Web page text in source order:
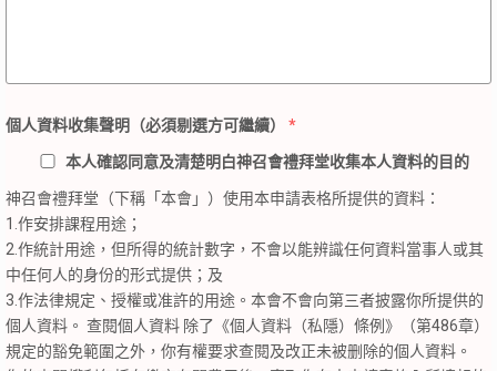
個人資料收集聲明（必須剔選方可繼續） *
本人確認同意及清楚明白神召會禮拜堂收集本人資料的目的
神召會禮拜堂（下稱「本會」）使用本申請表格所提供的資料：
1.作安排課程用途；
2.作統計用途，但所得的統計數字，不會以能辨識任何資料當事人或其
中任何人的身份的形式提供；及
3.作法律規定、授權或准許的用途。本會不會向第三者披露你所提供的
個人資料。 查閱個人資料 除了《個人資料（私隱）條例》（第486章）
規定的豁免範圍之外，你有權要求查閱及改正未被删除的個人資料。